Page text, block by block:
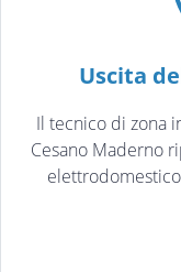
Uscita
Il tecnico di zona
Cesano Maderno